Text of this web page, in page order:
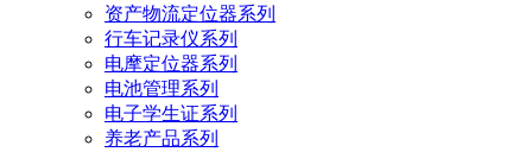
资产物流定位器系列
行车记录仪系列
电摩定位器系列
电池管理系列
电子学生证系列
养老产品系列